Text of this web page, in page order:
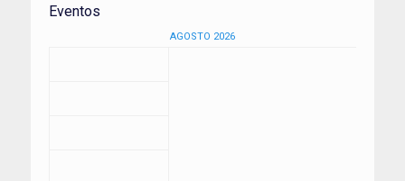
Eventos
AGOSTO 2026